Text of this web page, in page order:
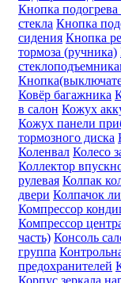
Кнопка подогрева
стекла Кнопка
сидения Кнопка
тормоза (ручника)
Ковёр багажника
в салон Кожух
Кожух панели
тормозного диска
Коленвал Колесо
Коллектор
рулевая Колпак
двери Колпачок
Компрессор
Компрессор
часть) Консоль
группа
предохранителей
Корпус зеркала